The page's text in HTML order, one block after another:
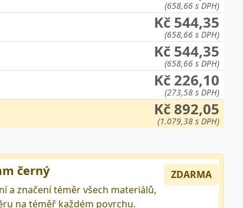
(658,66 s DPH)
Kč 544,35
(658,66 s DPH)
Kč 544,35
(658,66 s DPH)
Kč 226,10
(273,58 s DPH)
Kč 892,05
(1.079,38 s DPH)
černý
ZDARMA
a značení téměr všech materiálů,
na téměř každém povrchu.